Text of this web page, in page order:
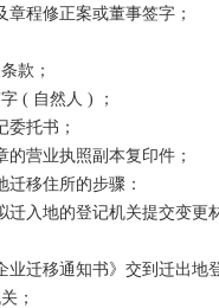
章程修正案或董事签字；
款；
( 自然人 ) ；
委托书；
的营业执照副本复印件；
迁移住所的步骤：
迁入地的登记机关提交变
业迁移通知书》交到迁出
；